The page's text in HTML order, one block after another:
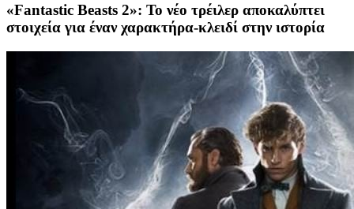
«Fantastic Beasts 2»: Το νέο τρέιλερ αποκαλύπτει
στοιχεία για έναν χαρακτήρα-κλειδί στην ιστορία